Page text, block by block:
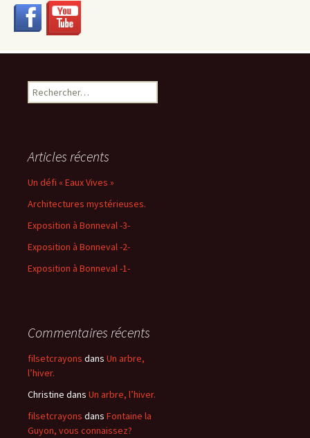
Rechercher :
Articles récents
Un défi « Eaux Vives »
Architectures mystérieuses.
Exposition à Bonneval -3-
Exposition à Bonneval -2-
Exposition à Bonneval -1-
Commentaires récents
filsetcrayons dans Un arbre,
l’hiver.
Christine dans Un arbre, l’hiver.
filsetcrayons dans Fontaine la
Guyon, vous connaissez?